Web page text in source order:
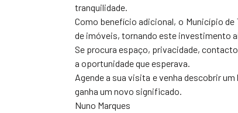
tranquilidade.
Como benefício adicional, o Município
de imóveis, tornando este investimento
Se procura espaço, privacidade,
a oportunidade que esperava.
Agende a sua visita e venha descobrir
ganha um novo significado.
Nuno Marques